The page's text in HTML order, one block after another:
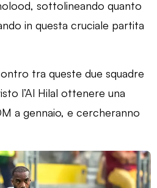
sottolineando quanto
in questa cruciale partita
tra queste due squadre
l’Al Hilal ottenere una
a gennaio, e cercheranno